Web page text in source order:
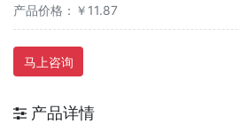
产品价格：￥11.87
马上咨询
产品详情